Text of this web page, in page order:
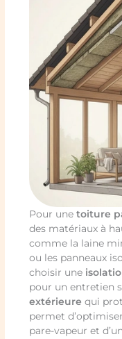
Pour une toiture
des matériaux à
comme la laine
ou les panneaux
choisir une
pour un entretien
extérieure qui
permet
pare-vapeur et